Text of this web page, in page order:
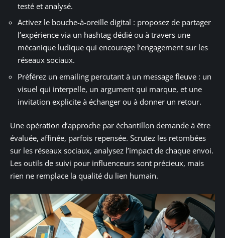
testé et analysé.
Activez le bouche-à-oreille digital : proposez de partager
l’expérience via un hashtag dédié ou à travers une
mécanique ludique qui encourage l’engagement sur les
réseaux sociaux.
Préférez un emailing percutant à un message fleuve : un
visuel qui interpelle, un argument qui marque, et une
invitation explicite à échanger ou à donner un retour.
Une opération d’approche par échantillon demande à être
évaluée, affinée, parfois repensée. Scrutez les retombées
sur les réseaux sociaux, analysez l’impact de chaque envoi.
Les outils de suivi pour influenceurs sont précieux, mais
rien ne remplace la qualité du lien humain.